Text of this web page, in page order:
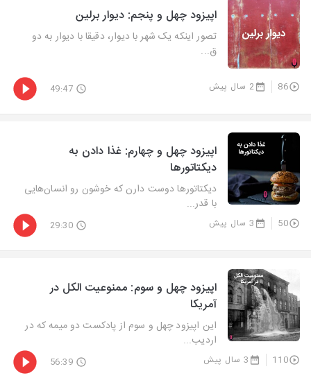
اپیزود چهل و پنجم: دیوار برلین
تصور اینکه یک شهر با دیوار، دقیقا با دیوار به دو
ق...
86 2 سال پیش 49:47
اپیزود چهل و چهارم: غذا دادن به
دیکتاتورها
دیکتاتورها دوست دارن که خوشون رو انسان‌هایی
با قدر...
50 3 سال پیش 29:30
اپیزود چهل و سوم: ممنوعیت الکل در
آمریکا
این اپیزود چهل و سوم از پادکست دو میمه که در
اردیب...
110 3 سال پیش 56:39